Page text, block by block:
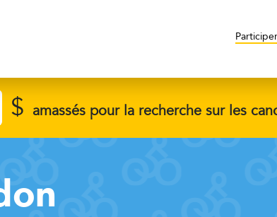
Participer
$ amassés pour la recherche sur les